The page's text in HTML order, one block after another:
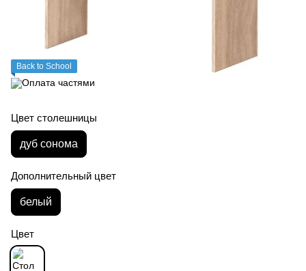
Back to School
Цвет столешницы
дуб сонома
Дополнительный цвет
белый
Цвет